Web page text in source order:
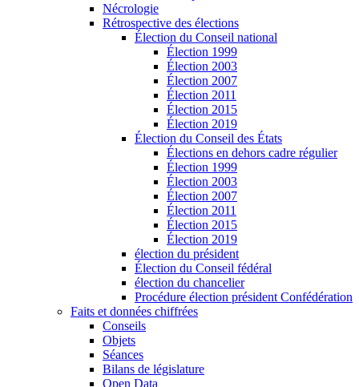
Nécrologie
Rétrospective des élections
Élection du Conseil national
Élection 1999
Élection 2003
Élection 2007
Élection 2011
Élection 2015
Élection 2019
Élection du Conseil des États
Élections en dehors cadre régulier
Élection 1999
Élection 2003
Élection 2007
Élection 2011
Élection 2015
Élection 2019
élection du président
Élection du Conseil fédéral
élection du chancelier
Procédure élection président Confédération
Faits et données chiffrées
Conseils
Objets
Séances
Bilans de législature
Open Data